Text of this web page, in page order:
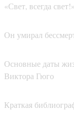
«Свет, всегда
Он умирал
Основные даты
Виктора Гюго
Краткая